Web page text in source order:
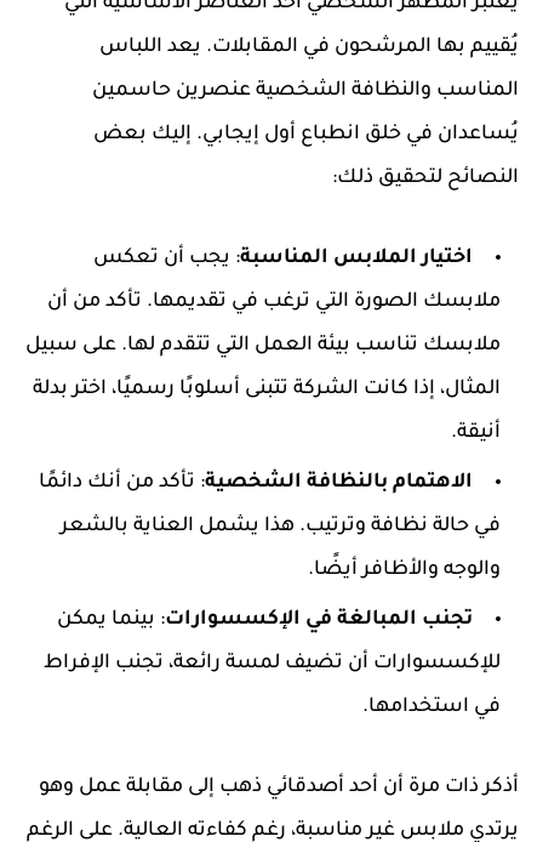
يُقييم بها المرشحون في المقابلات. يعد اللباس
المناسب والنظافة الشخصية عنصرين حاسمين
يُساعدان في خلق انطباع أول إيجابي. إليك بعض
النصائح لتحقيق ذلك:
اختيار الملابس المناسبة: يجب أن تعكس
ملابسك الصورة التي ترغب في تقديمها. تأكد من أن
ملابسك تناسب بيئة العمل التي تتقدم لها. على سبيل
المثال، إذا كانت الشركة تتبنى أسلوبًا رسميًا، اختر بدلة
أنيقة.
الاهتمام بالنظافة الشخصية: تأكد من أنك دائمًا
في حالة نظافة وترتيب. هذا يشمل العناية بالشعر
والوجه والأظافر أيضًا.
تجنب المبالغة في الإكسسوارات: بينما يمكن
للإكسسوارات أن تضيف لمسة رائعة، تجنب الإفراط
في استخدامها.
أذكر ذات مرة أن أحد أصدقائي ذهب إلى مقابلة عمل وهو
يرتدي ملابس غير مناسبة، رغم كفاءته العالية. على الرغم